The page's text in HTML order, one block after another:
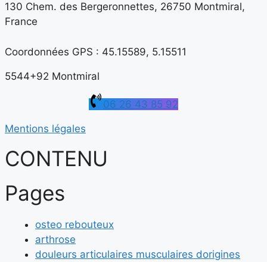
130 Chem. des Bergeronnettes, 26750 Montmiral,
France
Coordonnées GPS : 45.15589, 5.15511
5544+92 Montmiral
06 26 43 85 92
Mentions légales
CONTENU
Pages
osteo rebouteux
arthrose
douleurs articulaires musculaires dorigines